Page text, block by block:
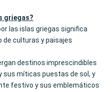
griegas?
las islas griegas significa
de culturas y paisajes
destinos imprescindibles
sus míticas puestas de sol, y
festivo y sus emblemáticos